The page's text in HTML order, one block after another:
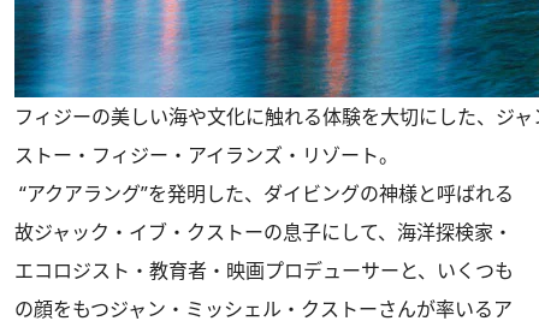
フィジーの美しい海や文化に触れる体験を大切にした、ジ
ストー・フィジー・アイランズ・リゾート。
“アクアラング”を発明した、ダイビングの神様と呼ばれる
故ジャック・イブ・クストーの息子にして、海洋探検家・
エコロジスト・教育者・映画プロデューサーと、いくつも
の顔をもつジャン・ミッシェル・クストーさんが率いるア